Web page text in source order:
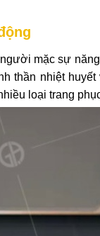
mặc sự
thần nhiệt
loại trang